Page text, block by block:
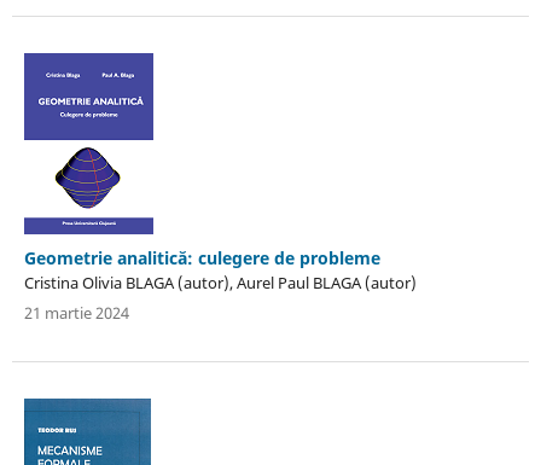
Geometrie analitică: culegere de probleme
Cristina Olivia BLAGA (autor), Aurel Paul BLAGA (autor)
21 martie 2024